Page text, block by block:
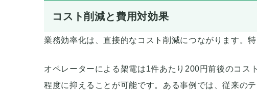
コスト削減と費用対効果
業務効率化は、直接的なコスト削減につながります。
オペレーターによる架電は1件あたり200円前後のコス
程度に抑えることが可能です。ある事例では、従来の